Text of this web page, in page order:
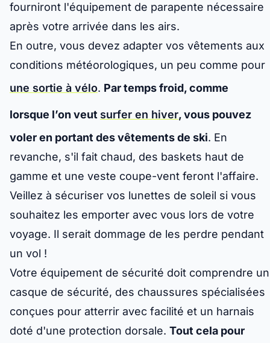
fourniront l'équipement de parapente nécessaire
après votre arrivée dans les airs.
En outre, vous devez adapter vos vêtements aux
conditions météorologiques, un peu comme pour
une sortie à vélo. Par temps froid, comme
lorsque l’on veut surfer en hiver, vous pouvez
voler en portant des vêtements de ski. En
revanche, s'il fait chaud, des baskets haut de
gamme et une veste coupe-vent feront l'affaire.
Veillez à sécuriser vos lunettes de soleil si vous
souhaitez les emporter avec vous lors de votre
voyage. Il serait dommage de les perdre pendant
un vol !
Votre équipement de sécurité doit comprendre un
casque de sécurité, des chaussures spécialisées
conçues pour atterrir avec facilité et un harnais
doté d'une protection dorsale. Tout cela pour